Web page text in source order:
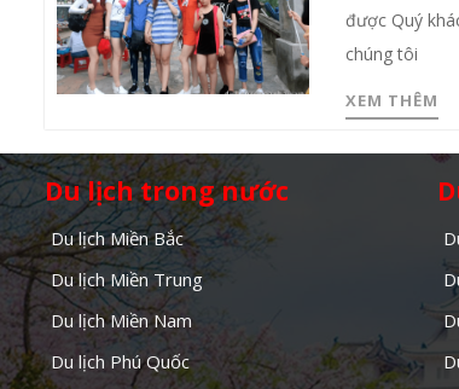
được Quý
chúng tôi
XEM THÊM
Du lịch trong nước
Du lịch Miền Bắc
Du lịch Miền Trung
Du lịch Miền Nam
Du lịch Phú Quốc